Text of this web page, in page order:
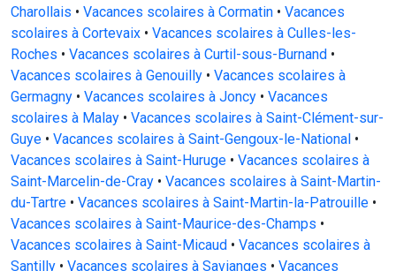
Charollais • Vacances scolaires à Cormatin • Vacances
scolaires à Cortevaix • Vacances scolaires à Culles-les-
Roches • Vacances scolaires à Curtil-sous-Burnand •
Vacances scolaires à Genouilly • Vacances scolaires à
Germagny • Vacances scolaires à Joncy • Vacances
scolaires à Malay • Vacances scolaires à Saint-Clément-sur-
Guye • Vacances scolaires à Saint-Gengoux-le-National •
Vacances scolaires à Saint-Huruge • Vacances scolaires à
Saint-Marcelin-de-Cray • Vacances scolaires à Saint-Martin-
du-Tartre • Vacances scolaires à Saint-Martin-la-Patrouille •
Vacances scolaires à Saint-Maurice-des-Champs •
Vacances scolaires à Saint-Micaud • Vacances scolaires à
Santilly • Vacances scolaires à Savianges • Vacances